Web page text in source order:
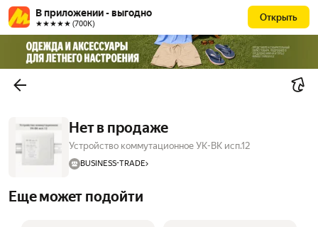
В приложении - выгодно
★★★★★ (700К)
Открыть
Нет в продаже
Устройство коммутационное УК-ВК исп.12
BUSINESS-TRADE
Еще может подойти